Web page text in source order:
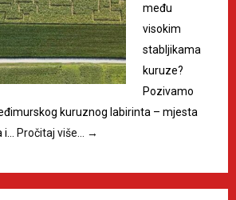
među
visokim
stabljikama
kuruze?
Pozivamo
kuruznog labirinta – mjesta
Pročitaj više… →